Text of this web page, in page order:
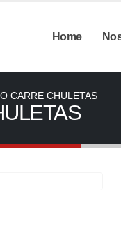
Home
CARRE CHULETAS